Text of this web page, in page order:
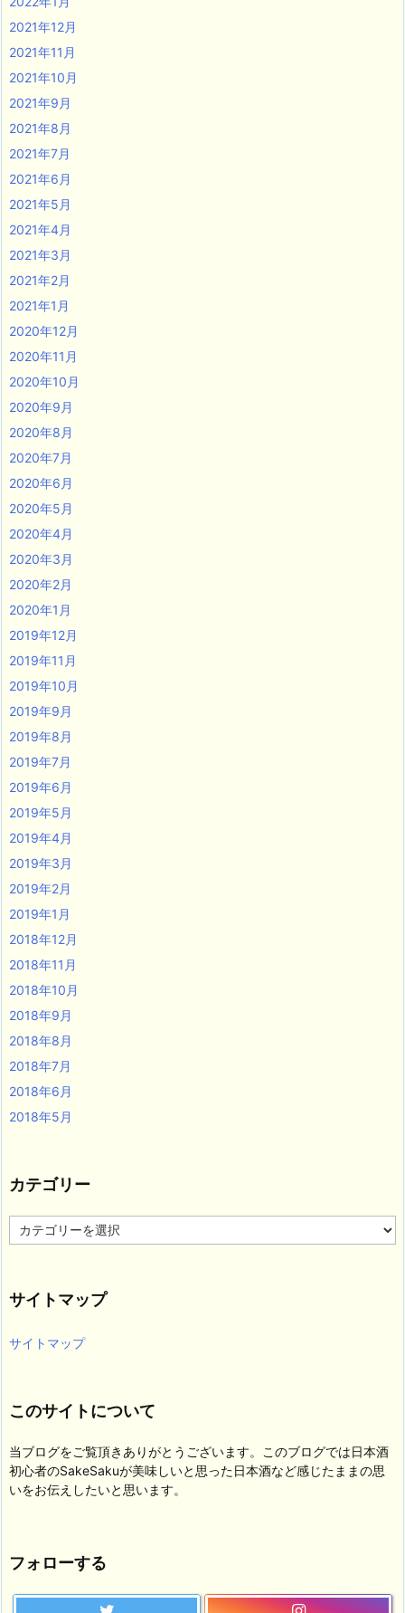
2021年12月
2021年11月
2021年10月
2021年9月
2021年8月
2021年7月
2021年6月
2021年5月
2021年4月
2021年3月
2021年2月
2021年1月
2020年12月
2020年11月
2020年10月
2020年9月
2020年8月
2020年7月
2020年6月
2020年5月
2020年4月
2020年3月
2020年2月
2020年1月
2019年12月
2019年11月
2019年10月
2019年9月
2019年8月
2019年7月
2019年6月
2019年5月
2019年4月
2019年3月
2019年2月
2019年1月
2018年12月
2018年11月
2018年10月
2018年9月
2018年8月
2018年7月
2018年6月
2018年5月
カテゴリー
カ
テ
ー
サイトマップ
サイトマップ
このサイトについて
当ブログをご覧頂きありがとうございます。このブログでは日本酒
初心者のSakeSakuが美味しいと思った日本酒など感じたままの思
いをお伝えしたいと思います。
フォローする